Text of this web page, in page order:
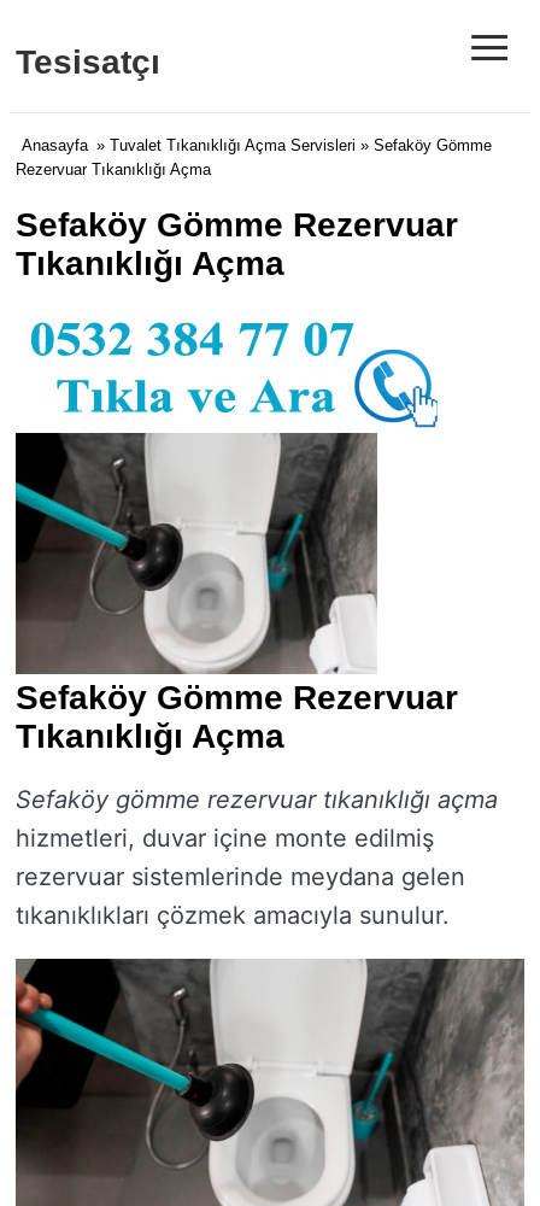
Tesisatçı ≡
Anasayfa » Tuvalet Tıkanıklığı Açma Servisleri » Sefaköy Gömme
Rezervuar Tıkanıklığı Açma
Sefaköy Gömme Rezervuar
Tıkanıklığı Açma
Sefaköy Gömme Rezervuar
Tıkanıklığı Açma
Sefaköy gömme rezervuar tıkanıklığı açma
hizmetleri, duvar içine monte edilmiş
rezervuar sistemlerinde meydana gelen
tıkanıklıkları çözmek amacıyla sunulur.